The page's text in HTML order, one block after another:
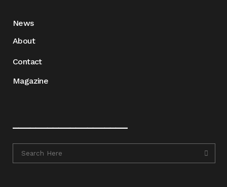
News
About
Contact
Magazine